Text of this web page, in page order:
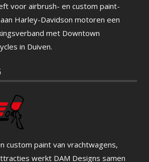
voor airbrush- en custom paint-
Harley-Davidson motoren een
met Downtown
in Duiven.
custom paint van vrachtwagens,
werkt DAM Designs samen